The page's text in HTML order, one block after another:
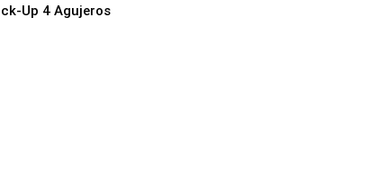
Up 4 Agujeros